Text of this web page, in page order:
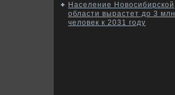
Население Новосибирской
области вырастет до 3 млн
человек к 2031 году